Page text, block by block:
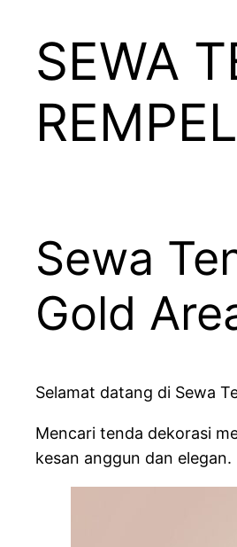
SEWA
Sewa
Gold
Selamat datang di Sewa
Mencari tenda dekorasi
kesan anggun dan elegan.